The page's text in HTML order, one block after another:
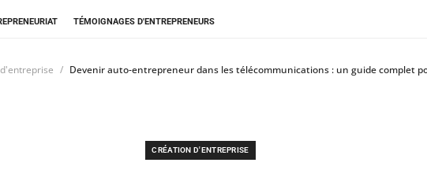
TÉMOIGNAGES D'ENTREPRENEURS
Devenir auto-entrepreneur dans les télécommunications : un guide complet
CRÉATION D'ENTREPRISE